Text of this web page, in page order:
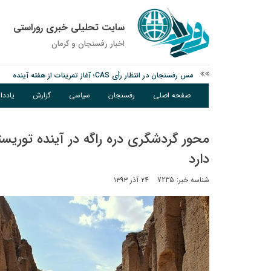
سایت تحلیلی خبری روراستی
اخبار رفسنجان و كرمان
مس رفسنجان در انتظار رأی CAS؛ آغاز تمرینات از هفته آینده
پیام رئیس کل دادگستری استان کرمان به مناسبت ۱۷ مردادماه سالروز شهادت شهید صارمی و روز خبرنگار
نانوایی های نوق زیر ذره بین معاون توسعه
صفحه اصلی رفسنجان سیاسی گزارش
محور گردشگری دره راگه در آینده
دارد
شناسه خبر: 7235 ۲۴ آذر ۱۳۹۳